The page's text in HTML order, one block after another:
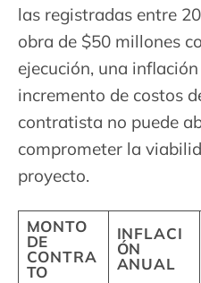
las registradas entre
obra de $50 millones
ejecución, una
incremento de costos
contratista no puede
comprometer la
proyecto.
MONTO
DE
CONTRA
TO
INFLACI
ÓN
ANUAL